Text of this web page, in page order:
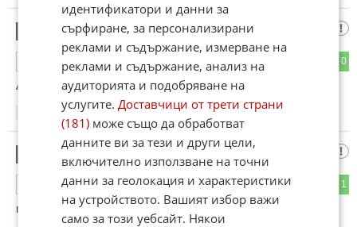
Жаден
0
А Плевен кога????
08.06.2026
боико борисоф
1
ОТГОВОР
после да доиде и в стара загора
идентификатори и данни за
сърфиране, за персонализирани
реклами и съдържание, измерване на
реклами и съдържание, анализ на
аудиторията и подобряване на
услугите.Доставчици от трети страни
(181) може също да обработват
данните ви за тези и други цели,
включително използване на точни
данни за геолокация и характеристики
на устройството. Вашият избор важи
само за този уебсайт. Някои